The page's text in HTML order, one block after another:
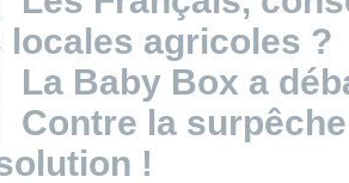
locales agricoles ?
La Baby Box a
Contre la
!